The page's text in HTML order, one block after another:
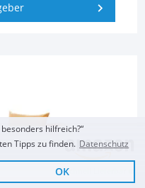
Schnell Lieferbar
hilfreich?“
Tipps zu finden. Datenschutz
OK